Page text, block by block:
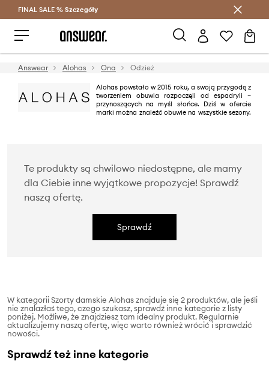
Oszczędzaj z Answear Club >
FINAL SALE % Szczegóły
Answear Alohas Ona Odzież
Alohas powstało w 2015 roku, a swoją przygodę z
tworzeniem obuwia rozpoczęli od espadryli –
przynoszących na myśl słońce. Dziś w ofercie
marki można znaleźć obuwie na wszystkie sezony.
Te produkty są chwilowo niedostępne, ale mamy
dla Ciebie inne wyjątkowe propozycje! Sprawdź
naszą ofertę.
Sprawdź
W kategorii Szorty damskie Alohas znajduje się 2 produktów, ale jeśli
nie znalazłaś tego, czego szukasz, sprawdź inne kategorie z listy
poniżej. Możliwe, że znajdziesz tam idealny produkt. Regularnie
aktualizujemy naszą ofertę, więc warto również wrócić i sprawdzić
nowości.
Sprawdź też inne kategorie